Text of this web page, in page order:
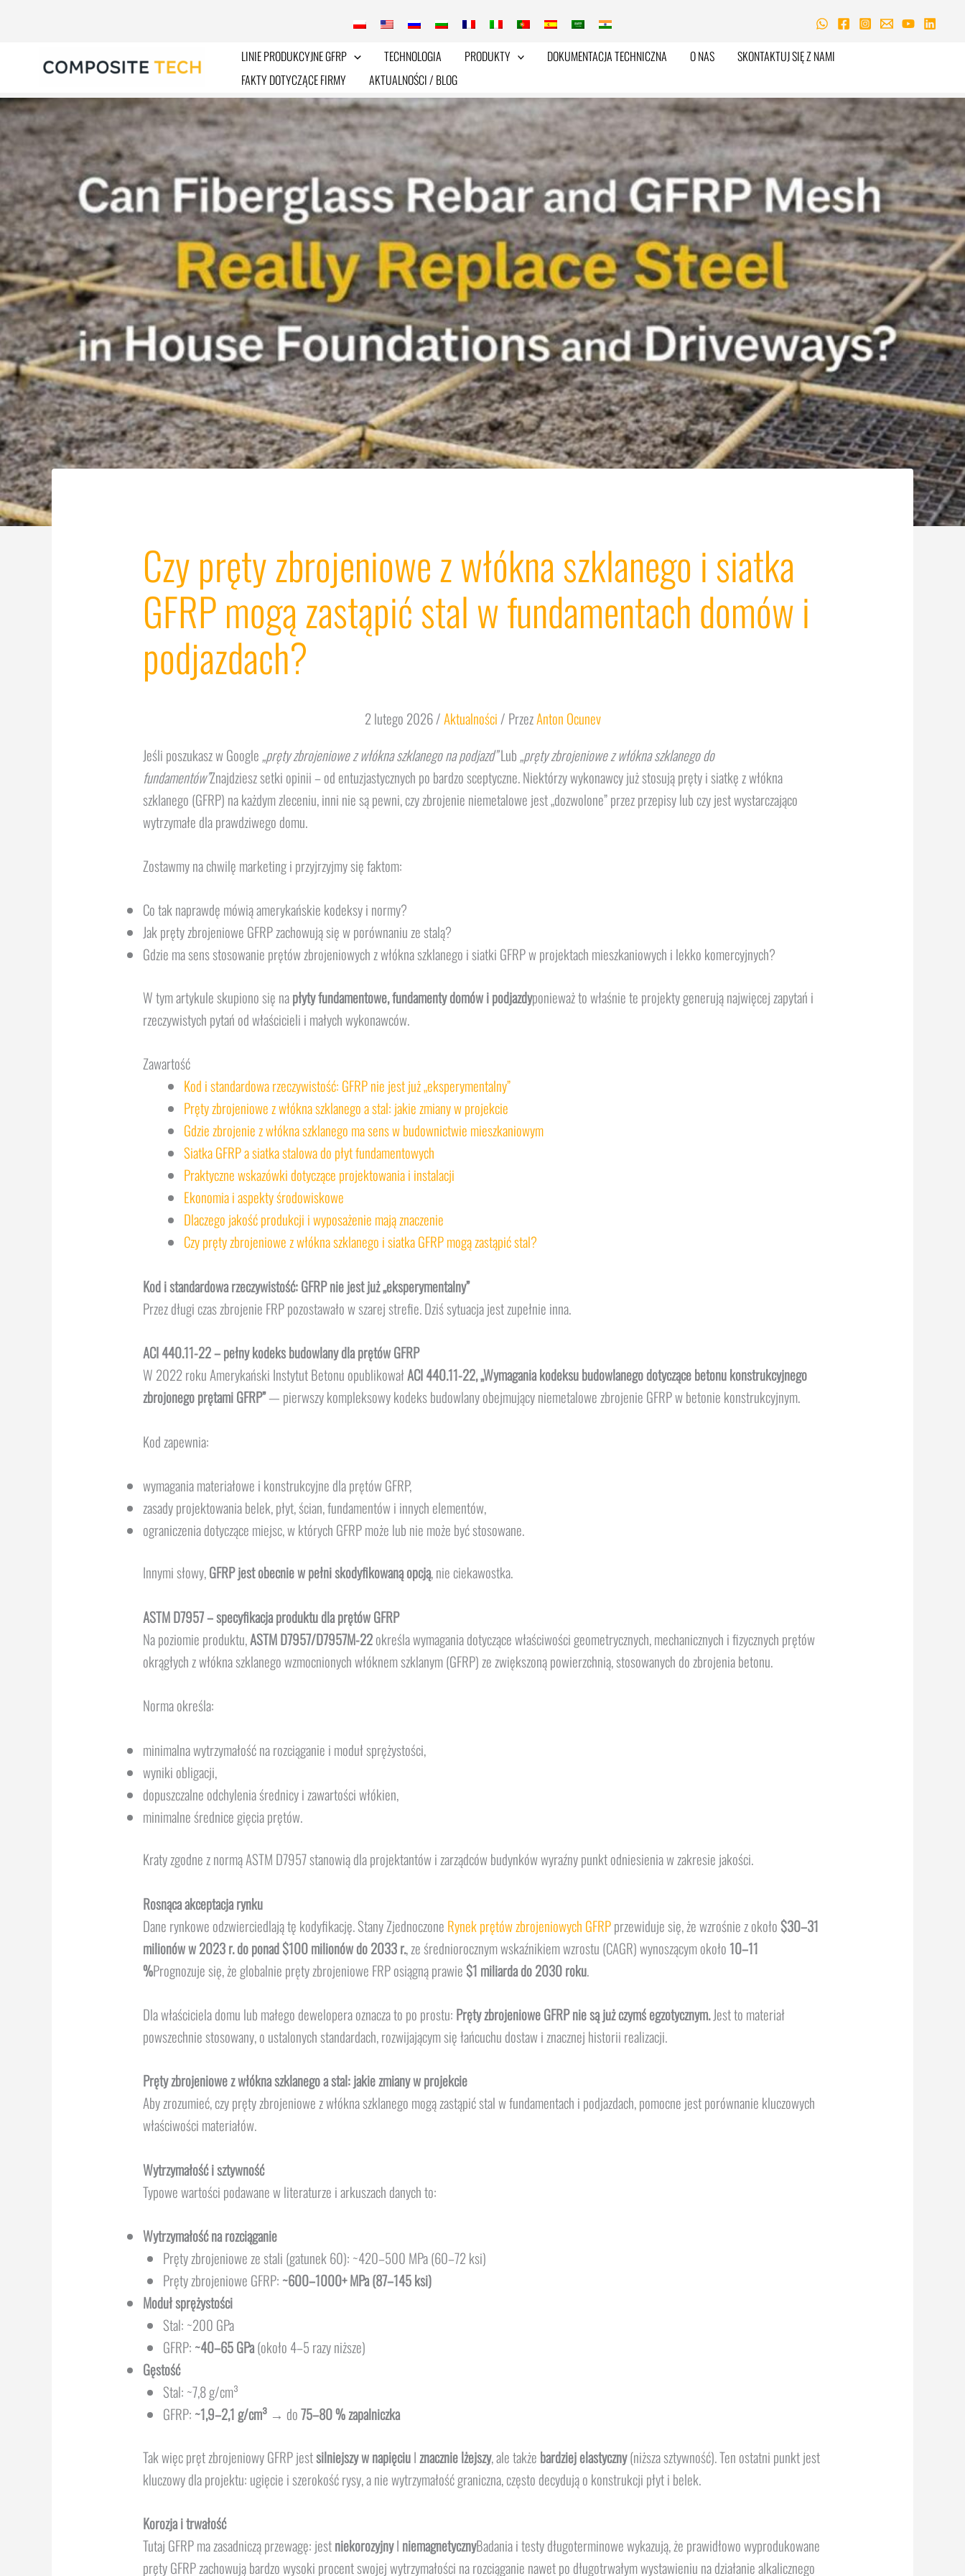
LINIE PRODUKCYJNE GFRP TECHNOLOGIA PRODUKTY DOKUMENTACJA TECHNICZNA O NAS
SKONTAKTUJ SIĘ Z NAMI
FAKTY DOTYCZĄCE FIRMY
AKTUALNOŚCI / BLOG
Czy pręty zbrojeniowe z włókna szklanego i siatka
GFRP mogą zastąpić stal w fundamentach domów i
podjazdach?
2 lutego 2026/Aktualności / PrzezAnton Ocunev
Jeśli poszukasz w Google „pręty zbrojeniowe z włókna szklanego na podjazd”Lub „pręty zbrojeniowe z włókna szklanego do
fundamentów”Znajdziesz setki opinii – od entuzjastycznych po bardzo sceptyczne. Niektórzy wykonawcy już stosują pręty i siatkę z włókna
szklanego (GFRP) na każdym zleceniu, inni nie są pewni, czy zbrojenie niemetalowe jest „dozwolone” przez przepisy lub czy jest wystarczająco
wytrzymałe dla prawdziwego domu.
Zostawmy na chwilę marketing i przyjrzyjmy się faktom:
Co tak naprawdę mówią amerykańskie kodeksy i normy?
Jak pręty zbrojeniowe GFRP zachowują się w porównaniu ze stalą?
Gdzie ma sens stosowanie prętów zbrojeniowych z włókna szklanego i siatki GFRP w projektach mieszkaniowych i lekko komercyjnych?
W tym artykule skupiono się napłyty fundamentowe, fundamenty domów i podjazdyponieważ to właśnie te projekty generują najwięcej zapytań i
rzeczywistych pytań od właścicieli i małych wykonawców.
Zawartość
Kod i standardowa rzeczywistość: GFRP nie jest już „eksperymentalny”
Pręty zbrojeniowe z włókna szklanego a stal: jakie zmiany w projekcie
Gdzie zbrojenie z włókna szklanego ma sens w budownictwie mieszkaniowym
Siatka GFRP a siatka stalowa do płyt fundamentowych
Praktyczne wskazówki dotyczące projektowania i instalacji
Ekonomia i aspekty środowiskowe
Dlaczego jakość produkcji i wyposażenie mają znaczenie
Czy pręty zbrojeniowe z włókna szklanego i siatka GFRP mogą zastąpić stal?
Kod i standardowa rzeczywistość: GFRP nie jest już „eksperymentalny”
Przez długi czas zbrojenie FRP pozostawało w szarej strefie. Dziś sytuacja jest zupełnie inna.
ACI 440.11-22 – pełny kodeks budowlany dla prętów GFRP
W 2022 roku Amerykański Instytut Betonu opublikowałACI 440.11-22, „Wymagania kodeksu budowlanego dotyczące betonu konstrukcyjnego
zbrojonego prętami GFRP”— pierwszy kompleksowy kodeks budowlany obejmujący niemetalowe zbrojenie GFRP w betonie konstrukcyjnym.
Kod zapewnia:
wymagania materiałowe i konstrukcyjne dla prętów GFRP,
zasady projektowania belek, płyt, ścian, fundamentów i innych elementów,
ograniczenia dotyczące miejsc, w których GFRP może lub nie może być stosowane.
Innymi słowy,GFRP jest obecnie w pełni skodyfikowaną opcją, nie ciekawostka.
ASTM D7957 – specyfikacja produktu dla prętów GFRP
Na poziomie produktu,ASTM D7957/D7957M-22określa wymagania dotyczące właściwości geometrycznych, mechanicznych i fizycznych prętów
okrągłych z włókna szklanego wzmocnionych włóknem szklanym (GFRP) ze zwiększoną powierzchnią, stosowanych do zbrojenia betonu.
Norma określa:
minimalna wytrzymałość na rozciąganie i moduł sprężystości,
wyniki obligacji,
dopuszczalne odchylenia średnicy i zawartości włókien,
minimalne średnice gięcia prętów.
Kraty zgodne z normą ASTM D7957 stanowią dla projektantów i zarządców budynków wyraźny punkt odniesienia w zakresie jakości.
Rosnąca akceptacja rynku
Dane rynkowe odzwierciedlają tę kodyfikację. Stany Zjednoczone Rynek prętów zbrojeniowych GFRPprzewiduje się, że wzrośnie z około $30–31
milionów w 2023 r. do ponad $100 milionów do 2033 r., ze średniorocznym wskaźnikiem wzrostu (CAGR) wynoszącym około10–11
%Prognozuje się, że globalnie pręty zbrojeniowe FRP osiągną prawie $1 miliarda do 2030 roku.
Dla właściciela domu lub małego dewelopera oznacza to po prostu: Pręty zbrojeniowe GFRP nie są już czymś egzotycznym.Jest to materiał
powszechnie stosowany, o ustalonych standardach, rozwijającym się łańcuchu dostaw i znacznej historii realizacji.
Pręty zbrojeniowe z włókna szklanego a stal: jakie zmiany w projekcie
Aby zrozumieć, czy pręty zbrojeniowe z włókna szklanego mogą zastąpić stal w fundamentach i podjazdach, pomocne jest porównanie kluczowych
właściwości materiałów.
Wytrzymałość i sztywność
Typowe wartości podawane w literaturze i arkuszach danych to:
Wytrzymałość na rozciąganie
Pręty zbrojeniowe ze stali (gatunek 60): ~420–500 MPa (60–72 ksi)
Pręty zbrojeniowe GFRP: ~600–1000+ MPa (87–145 ksi)
Moduł sprężystości
Stal: ~200 GPa
GFRP: ~40–65 GPa(około 4–5 razy niższe)
Gęstość
Stal: ~7,8 g/cm³
GFRP: ~1,9–2,1 g/cm³ → do75–80 % zapalniczka
Tak więc pręt zbrojeniowy GFRP jestsilniejszy w napięciuI znacznie lżejszy, ale także bardziej elastyczny(niższa sztywność). Ten ostatni punkt jest
kluczowy dla projektu: ugięcie i szerokość rysy, a nie wytrzymałość graniczna, często decydują o konstrukcji płyt i belek.
Korozja i trwałość
Tutaj GFRP ma zasadniczą przewagę: jestniekorozyjnyI niemagnetycznyBadania i testy długoterminowe wykazują, że prawidłowo wyprodukowane
pręty GFRP zachowują bardzo wysoki procent swojej wytrzymałości na rozciąganie nawet po długotrwałym wystawieniu na działanie alkalicznego